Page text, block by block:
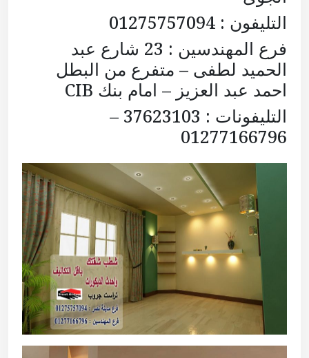
التليفون : 01275757094
فرع المهندسين : 23 شارع عبد
الحميد لطفى – متفرع من البطل
احمد عبد العزيز – امام بنك CIB
التليفونات : 37623103 –
01277166796